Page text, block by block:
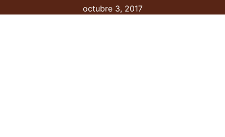
octubre 3, 2017